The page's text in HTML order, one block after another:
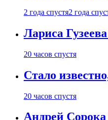
2 года спустя2 года
Лариса
20 часов спустя
Стало
20 часов спустя
Андрей